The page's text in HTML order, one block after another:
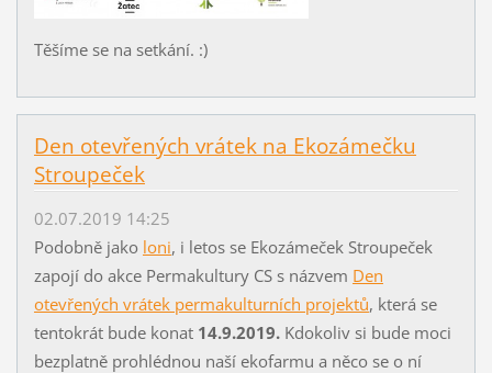
Těšíme se na setkání. :)
Den otevřených vrátek na Ekozámečku
Stroupeček
02.07.2019 14:25
Podobně jako loni, i letos se Ekozámeček Stroupeček
zapojí do akce Permakultury CS s názvem Den
otevřených vrátek permakulturních projektů, která se
tentokrát bude konat 14.9.2019.Kdokoliv si bude moci
bezplatně prohlédnou naší ekofarmu a něco se o ní